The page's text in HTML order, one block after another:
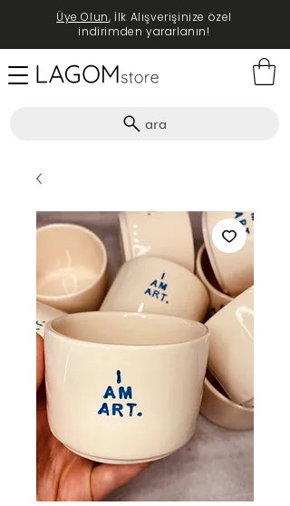
ara
Üye Olun, İlk Alışverişinize özel
indirimden yararlanın!